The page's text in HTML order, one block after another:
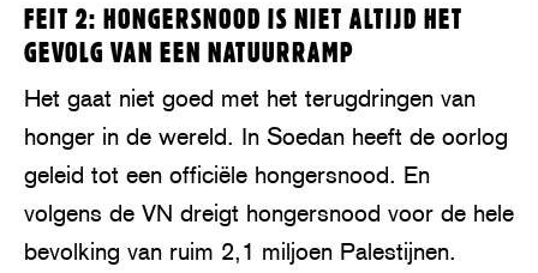
FEIT 2: HONGERSNOOD IS NIET ALTIJD HET
GEVOLG VAN EEN NATUURRAMP
Het gaat niet goed met het terugdringen van
honger in de wereld. In Soedan heeft de oorlog
geleid tot een officiële hongersnood. En
volgens de VN dreigt hongersnood voor de hele
bevolking van ruim 2,1 miljoen Palestijnen.